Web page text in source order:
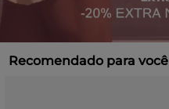
Recomendado para você